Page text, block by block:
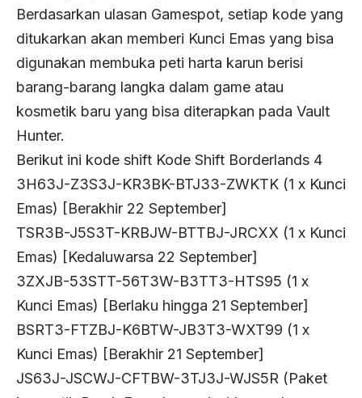
Berdasarkan ulasan Gamespot, setiap kode yang
ditukarkan akan memberi Kunci Emas yang bisa
digunakan membuka peti harta karun berisi
barang-barang langka dalam game atau
kosmetik baru yang bisa diterapkan pada Vault
Hunter.
Berikut ini kode shift Kode Shift Borderlands 4
3H63J-Z3S3J-KR3BK-BTJ33-ZWKTK (1 x Kunci
Emas) [Berakhir 22 September]
TSR3B-J5S3T-KRBJW-BTTBJ-JRCXX (1 x Kunci
Emas) [Kedaluwarsa 22 September]
3ZXJB-53STT-56T3W-B3TT3-HTS95 (1 x
Kunci Emas) [Berlaku hingga 21 September]
BSRT3-FTZBJ-K6BTW-JB3T3-WXT99 (1 x
Kunci Emas) [Berakhir 21 September]
JS63J-JSCWJ-CFTBW-3TJ3J-WJS5R (Paket